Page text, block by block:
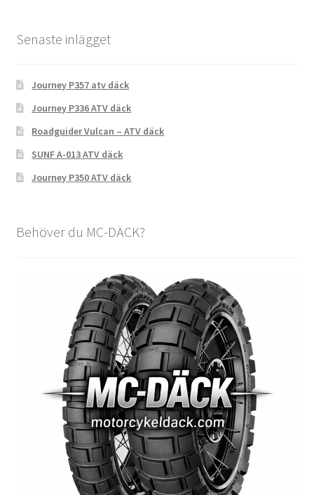
Senaste inlägget
Journey P357 atv däck
Journey P336 ATV däck
Roadguider Vulcan – ATV däck
SUNF A-013 ATV däck
Journey P350 ATV däck
Behöver du MC-DÄCK?